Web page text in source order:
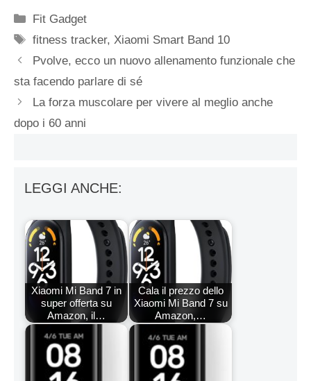
Categorie
Fit Gadget
Tag
fitness tracker,Xiaomi Smart Band 10
Pvolve, ecco un nuovo allenamento funzionale che
sta facendo parlare di sé
La forza muscolare per vivere al meglio anche
dopo i 60 anni
LEGGI ANCHE:
Xiaomi Mi Band 7 in
super offerta su
Amazon, il…
Cala il prezzo dello
Xiaomi Mi Band 7 su
Amazon,…